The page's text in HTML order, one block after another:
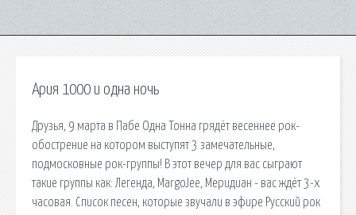
Ария 1000 и одна ночь
Друзья, 9 марта в Пабе Одна Тонна грядёт весеннее рок-
обострение на котором выступят 3 замечательные,
подмосковные рок-группы! В этот вечер для вас сыграют
такие группы как: Легенда, MargoJee, Меридиан - вас ждёт 3-х
часовая. Список песен, которые звучали в эфире Русский рок